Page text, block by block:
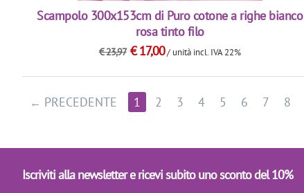
Scampolo 300x153cm di Puro cotone a righe bianco
rosa tinto filo
€23,97 €17,00/ unità incl. IVA 22%
PRECEDENTE 1 2 3 4 5 6 7 8
Iscriviti alla newsletter e ricevi subito uno sconto del 10%